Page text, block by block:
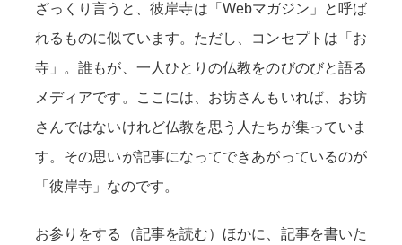
ざっくり言うと、彼岸寺は「Webマガジン」と呼ば
れるものに似ています。ただし、コンセプトは「お
寺」。誰もが、一人ひとりの仏教をのびのびと語る
メディアです。ここには、お坊さんもいれば、お坊
さんではないけれど仏教を思う人たちが集っていま
す。その思いが記事になってできあがっているのが
「彼岸寺」なのです。
お参りをする（記事を読む）ほかに、記事を書いた